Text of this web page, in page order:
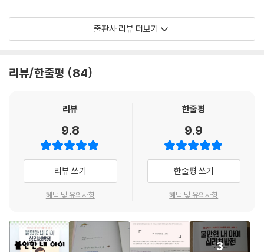
부모가 불안감이 있다면 큰 문제입니다. 아이들은 주로 모방을 통해 배웁
니다. 그래서 불안해하는 부모의 행동과 습관들은 본보기처럼 작용해 아이
의 불안감을 초래할 가능성이 큽니다. --- pp.110-111「제5장: 가정에서
아진다는 것이죠. 강박장애의 주요 증상들은 불안감을 누르기 위해 습관적
으로 하던 행동이나 강박적인 사고에 몰두하게 되면서 나오는 것들인 경우
가 많습니다. 에린에게 단순히 네 번씩 하던 버릇을 그만두라고 말하는 것
만으로는 아무 효과가 없죠. 그런 말은 오히려 아이의 강박적인 행동을 부
추길 뿐입니다. 따라서 이런 장애를 치료할 때는 강박적인 행동을 줄이라
고 말하기 전에, 불안감에 대해 알려주고 불안을 관리할 수 있는 기술들을
가르쳐야 합니다.
“성격이 아니라 불안이 문제다”_민감하고 내성적인 아이
걸핏하면 배가 아프다는 아이, 자기 수저가 없으면 밥을 못 먹는 아이, 자동
걸 빼앗기고도 말 못하고 속상해서 우는 아이, 부탁을 거절하지 못하고 난
부모들은 대개 이런 부분을 기질이나 성격 때문이라고 치부하면서 “아직
스먼 박사는 이런 아이들 모두 “내면에 ‘불안’을 키우고 있을 가능성이 크
다”고 말한다. 불안은 생물학적인 ‘민감성’과 가정환경이나 어린 시절의 경
험으로 형성되는 특정 ‘성격’을 가진 아이에게 과도한 ‘스트레스’가 가해졌
을 때 생겨나기 때문이다.
평소에 아무런 문제가 없어 보이는 아이라도 ‘불안 특성’을 갖고 있는지 살
펴야 한다. 어릴 적 불안장애를 앓고 있으면서도 겉으로는 평범한 척 살아
야 했던 《불안한 내 아이 심리처방전》의 저자는 “아이가 성실하고 책임감
출판사 리뷰 더보기
리뷰/한줄평 84
리뷰
9.8
리뷰 쓰기
혜택 및 유의사항
한줄평
9.9
한줄평 쓰기
혜택 및 유의사항
3